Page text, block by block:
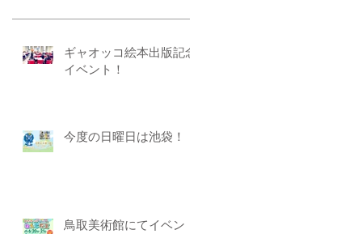
ギャオッコ絵本出版記念
イベント！
今度の日曜日は池袋！
鳥取美術館にてイベン